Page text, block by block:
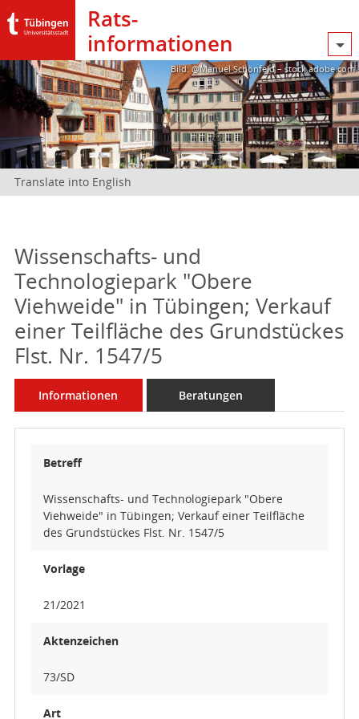
Rats­
informationen
Bild: @Manuel Schönfeld – stock.adobe.com
Translate into English
Wissenschafts- und
Technologiepark "Obere
Viehweide" in Tübingen; Verkauf
einer Teilfläche des Grundstückes
Flst. Nr. 1547/5
Informationen Beratungen
Betreff
Wissenschafts- und Technologiepark "Obere
Viehweide" in Tübingen; Verkauf einer Teilfläche
des Grundstückes Flst. Nr. 1547/5
Vorlage
21/2021
Aktenzeichen
73/SD
Art